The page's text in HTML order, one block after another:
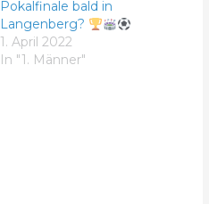
Pokalfinale bald in
Langenberg?
1. April 2022
In "1. Männer"